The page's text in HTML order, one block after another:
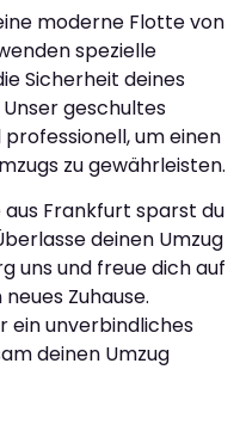
moderne Flotte von
spezielle
Sicherheit deines
geschultes
um einen
zu gewährleisten.
aus Frankfurt sparst du
deinen Umzug
uns und freue dich auf
Zuhause.
ein unverbindliches
deinen Umzug